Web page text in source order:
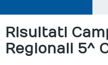
Il
Risultati
Regionali 5^